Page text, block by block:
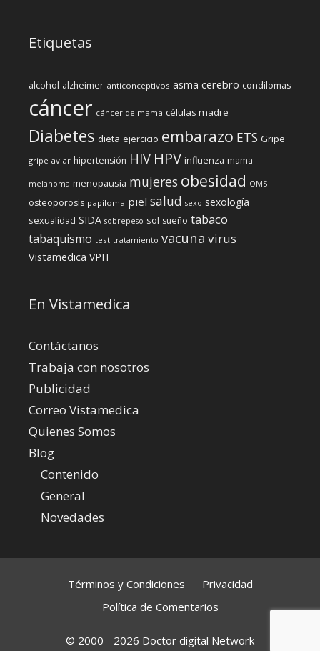
Etiquetas
alcohol alzheimer anticonceptivos asma cerebro condilomas
cáncer cáncer de mama células madre
Diabetes dieta ejercicio embarazo ETS Gripe
gripe aviar hipertensión HIV HPV influenza mama
melanoma menopausia mujeres obesidad OMS
osteoporosis papiloma piel salud sexo sexología
sexualidad SIDA sobrepeso sol sueño tabaco
tabaquismo test tratamiento vacuna virus
Vistamedica VPH
En Vistamedica
Contáctanos
Trabaja con nosotros
Publicidad
Correo Vistamedica
Quienes Somos
Blog
Contenido
General
Novedades
Términos y Condiciones
Privacidad
Política de Comentarios
© 2000 - 2026 Doctor digital Network